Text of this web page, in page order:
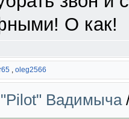
О как!
, oleg2566
Вадимыча